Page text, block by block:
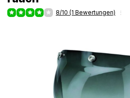
8/10 (1 Bewertungen)